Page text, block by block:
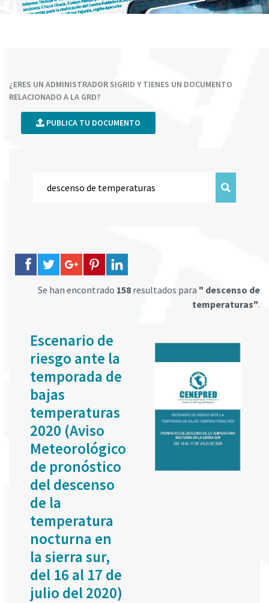
¿ERES UN ADMINISTRADOR SIGRID Y TIENES UN DOCUMENTO
RELACIONADO A LA GRD?
PUBLICA TU DOCUMENTO
Se han encontrado 158 resultados para " descenso de
temperaturas".
Escenario de
riesgo ante la
temporada de
bajas
temperaturas
2020 (Aviso
Meteorológico
de pronóstico
del descenso
de la
temperatura
nocturna en
la sierra sur,
del 16 al 17 de
julio del 2020)